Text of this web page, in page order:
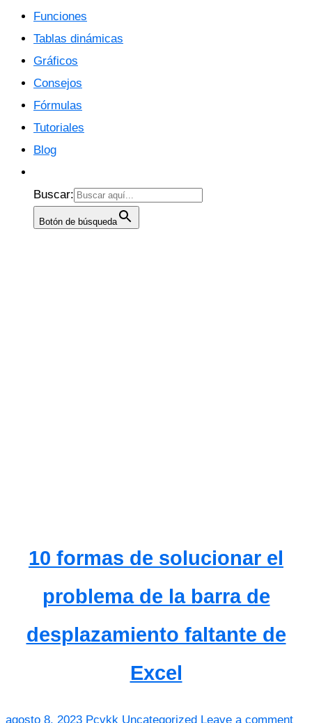
Funciones
Tablas dinámicas
Gráficos
Consejos
Fórmulas
Tutoriales
Blog
Buscar:
Botón de búsqueda
10 formas de solucionar el
problema de la barra de
desplazamiento faltante de
Excel
agosto 8, 2023 Pcvkk Uncategorized Leave a comment